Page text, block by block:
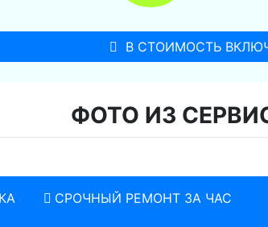
В СТОИМОСТЬ
ФОТО ИЗ
СРОЧНЫЙ РЕМОНТ ЗА ЧАС